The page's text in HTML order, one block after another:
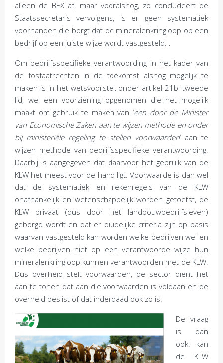
alleen de BEX af, maar vooralsnog, zo concludeert de
Staatssecretaris vervolgens, is er geen systematiek
voorhanden die borgt dat de mineralenkringloop op een
bedrijf op een juiste wijze wordt vastgesteld. .
Om bedrijfsspecifieke verantwoording in het kader van
de fosfaatrechten in de toekomst alsnog mogelijk te
maken is in het wetsvoorstel, onder artikel 21b, tweede
lid, wel een voorziening opgenomen die het mogelijk
maakt om gebruik te maken van ‘een door de Minister
van Economische Zaken aan te wijzen methode en onder
bij ministeriële regeling te stellen voorwaarden‘ aan te
wijzen methode van bedrijfsspecifieke verantwoording.
Daarbij is aangegeven dat daarvoor het gebruik van de
KLW het meest voor de hand ligt. Voorwaarde is dan wel
dat de systematiek en rekenregels van de KLW
onafhankelijk en wetenschappelijk worden getoetst, de
KLW privaat (dus door het landbouwbedrijfsleven)
geborgd wordt en dat er duidelijke criteria zijn op basis
waarvan vastgesteld kan worden welke bedrijven wel en
welke bedrijven niet op een verantwoorde wijze hun
mineralenkringloop kunnen verantwoorden met de KLW.
Dus overheid stelt voorwaarden, de sector dient het
aan te tonen dat aan die voorwaarden is voldaan en de
overheid beslist of dat inderdaad ook zo is.
De vraag
is dan
ook: kan
de KLW